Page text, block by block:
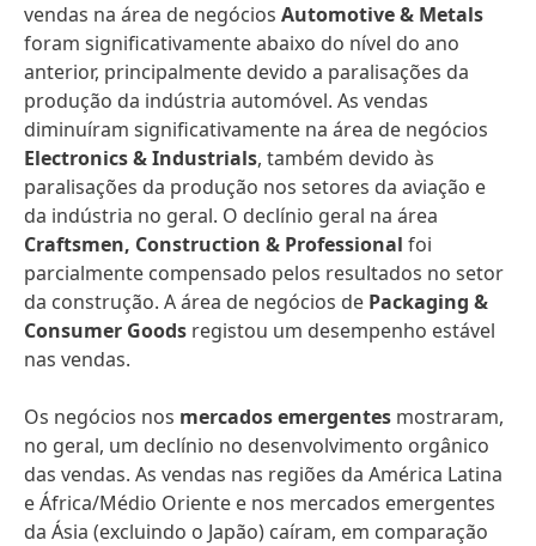
vendas na área de negócios Automotive & Metals
foram significativamente abaixo do nível do ano
anterior, principalmente devido a paralisações da
produção da indústria automóvel. As vendas
diminuíram significativamente na área de negócios
Electronics & Industrials, também devido às
paralisações da produção nos setores da aviação e
da indústria no geral. O declínio geral na área
Craftsmen, Construction & Professional foi
parcialmente compensado pelos resultados no setor
da construção. A área de negócios de Packaging &
Consumer Goods registou um desempenho estável
nas vendas.
Os negócios nos mercados emergentes mostraram,
no geral, um declínio no desenvolvimento orgânico
das vendas. As vendas nas regiões da América Latina
e África/Médio Oriente e nos mercados emergentes
da Ásia (excluindo o Japão) caíram, em comparação